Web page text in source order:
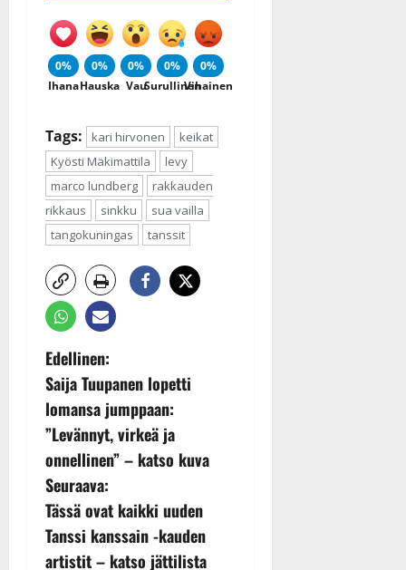
0%
Ihana
0%
Hauska
0%
Vau
0%
Surullinen
0%
Vihainen
Tags: kari hirvonen
keikat
Kyösti Mäkimattila
levy
marco lundberg
rakkauden
rikkaus
sinkku
sua vailla
tangokuningas
tanssit
P
o
s
t
n
a
Edellinen:
Saija Tuupanen lopetti
lomansa jumppaan:
”Levännyt, virkeä ja
onnellinen” – katso kuva
Seuraava:
Tässä ovat kaikki uuden
Tanssi kanssain -kauden
artistit – katso jättilista